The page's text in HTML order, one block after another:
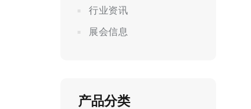
行业资讯
展会信息
产品分类